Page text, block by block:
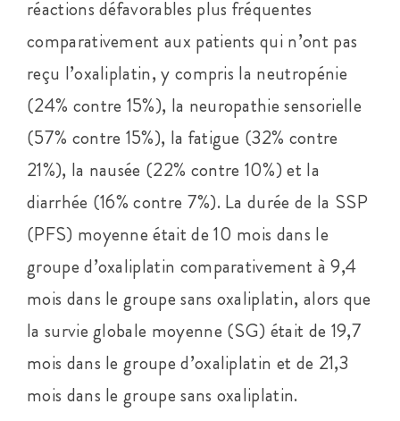
réactions défavorables plus fréquentes
comparativement aux patients qui n’ont pas
reçu l’oxaliplatin, y compris la neutropénie
(24% contre 15%), la neuropathie sensorielle
(57% contre 15%), la fatigue (32% contre
21%), la nausée (22% contre 10%) et la
diarrhée (16% contre 7%). La durée de la SSP
(PFS) moyenne était de 10 mois dans le
groupe d’oxaliplatin comparativement à 9,4
mois dans le groupe sans oxaliplatin, alors que
la survie globale moyenne (SG) était de 19,7
mois dans le groupe d’oxaliplatin et de 21,3
mois dans le groupe sans oxaliplatin.